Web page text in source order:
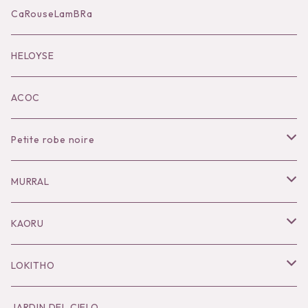
Accessories
Black series
KOKO別注
CaRouseLamBRa
HELOYSE
ACOC
Petite robe noire
Necklace
Pierce
Bracelet／Bangle
MURRAL
Outer
Tops
KAORU
Necklace
LOKITHO